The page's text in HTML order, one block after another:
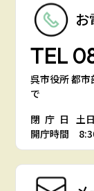
お
TEL
呉市役所 都市
で
閉庁日
土
開庁時間